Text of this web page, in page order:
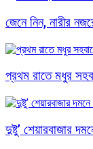
জেনে নিন, নারীর
প্রথম রাতে মধুর
দুষ্টু’ শেয়ারবাজার